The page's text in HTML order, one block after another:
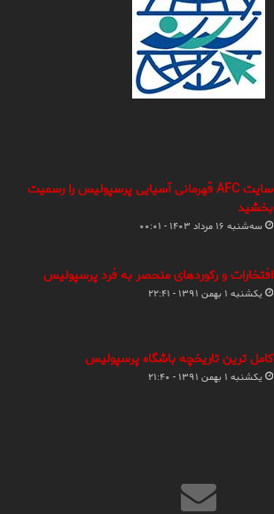
سایت AFC قهرمانی آسیایی پرسپولیس را رسمیت
بخشید
سه‌شنبه ۱۶ مرداد ۱۴۰۳ - ۰۰:۰۱
افتخارات و رکوردهای منحصر به فرد پرسپولیس
یکشنبه ۱ بهمن ۱۳۹۱ - ۲۲:۴۱
کامل ترین تاریخچه باشگاه پرسپولیس
یکشنبه ۱ بهمن ۱۳۹۱ - ۲۱:۴۰